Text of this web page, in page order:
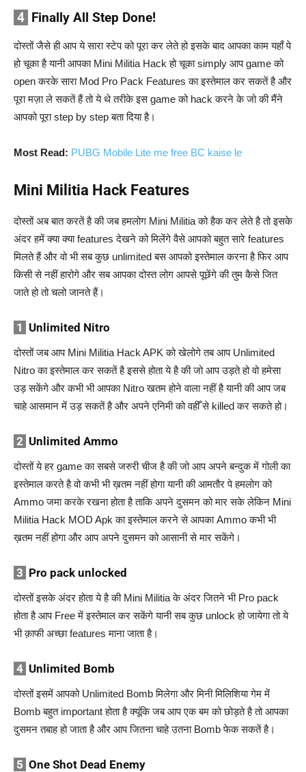
4 Finally All Step Done!
दोस्तों जैसे ही आप ये सारा स्टेप को पूरा कर लेते हो इसके बाद आपका काम यहाँ पे
हो चूका है यानी आपका Mini Militia Hack हो चूका simply आप game को
open करके सारा Mod Pro Pack Features का इस्तेमाल कर सकतें है और
पूरा मज़ा ले सकतें हैं तो ये थे तरीके इस game को hack करने के जो की मैंने
आपको पूरा step by step बता दिया है।
Most Read: PUBG Mobile Lite me free BC kaise le
Mini Militia Hack Features
दोस्तों अब बात करतें है की जब हमलोग Mini Militia को हैक कर लेते है तो इसके
अंदर हमें क्या क्या features देखने को मिलेंगे वैसे आपको बहुत सारे features
मिलते हैं और वो भी सब कुछ unlimited बस आपको इस्तेमाल करना है फिर आप
किसी से नहीं हारोगे और सब आपका दोस्त लोग आपसे पूछेंगे की तुम कैसे जित
जाते हो तो चलो जानते हैं।
1 Unlimited Nitro
दोस्तों जब आप Mini Militia Hack APK को खेलोगे तब आप Unlimited
Nitro का इस्तेमाल कर सकतें है इससे होता ये है की जो आप उड़ते हो वो हमेसा
उड़ सकेंगे और कभी भी आपका Nitro खतम होने वाला नहीं है यानी की आप जब
चाहे आसमान में उड़ सकतें है और अपने एनिमी को वहीँ से killed कर सकते हो।
2 Unlimited Ammo
दोस्तों ये हर game का सबसे जरुरी चीज है की जो आप अपने बन्दुक में गोली का
इस्तेमाल करते है वो कभी भी ख़तम नहीं होगा यानी की आमतौर पे हमलोग को
Ammo जमा करके रखना होता है ताकि अपने दुसमन को मार सके लेकिन Mini
Militia Hack MOD Apk का इस्तेमाल करने से आपका Ammo कभी भी
ख़तम नहीं होगा और आप अपने दुसमन को आसानी से मार सकेंगे।
3 Pro pack unlocked
दोस्तों इसके अंदर होता ये है की Mini Militia के अंदर जितने भी Pro pack
होता है आप Free में इस्तेमाल कर सकेंगे यानी सब कुछ unlock हो जायेगा तो ये
भी क़ाफी अच्छा features माना जाता है।
4 Unlimited Bomb
दोस्तों इसमें आपको Unlimited Bomb मिलेगा और मिनी मिलिशिया गेम में
Bomb बहुत important होता है क्यूंकि जब आप एक बम को छोड़ते है तो आपका
दुसमन तबाह हो जाता है और आप जितना चाहे उतना Bomb फेक सकतें है।
5 One Shot Dead Enemy